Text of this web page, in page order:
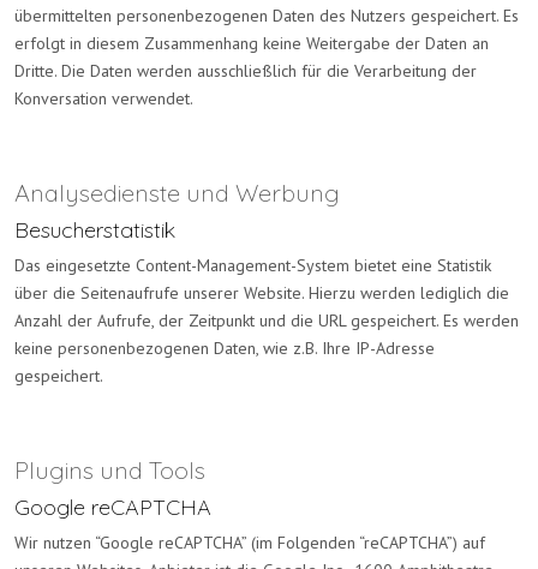
übermittelten personenbezogenen Daten des Nutzers gespeichert. Es
erfolgt in diesem Zusammenhang keine Weitergabe der Daten an
Dritte. Die Daten werden ausschließlich für die Verarbeitung der
Konversation verwendet.
Analysedienste und Werbung
Besucherstatistik
Das eingesetzte Content-Management-System bietet eine Statistik
über die Seitenaufrufe unserer Website. Hierzu werden lediglich die
Anzahl der Aufrufe, der Zeitpunkt und die URL gespeichert. Es werden
keine personenbezogenen Daten, wie z.B. Ihre IP-Adresse
gespeichert.
Plugins und Tools
Google reCAPTCHA
Wir nutzen “Google reCAPTCHA” (im Folgenden “reCAPTCHA”) auf